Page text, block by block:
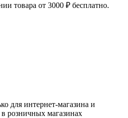
товара от 3000 ₽ бесплатно.
для интернет-магазина и
розничных магазинах